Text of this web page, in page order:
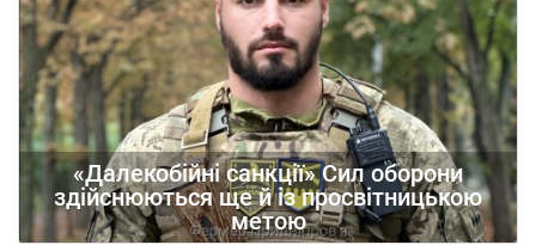
«Далекобійні санкції» Сил оборони
здійснюються ще й із просвітницькою
метою